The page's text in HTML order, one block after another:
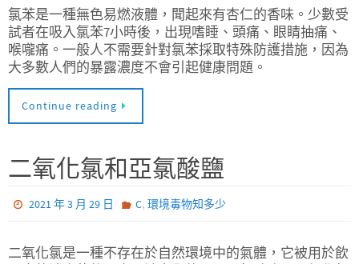
氯苯是一種無色易燃液體，聞起來有杏仁的香味。少數受
試者在吸入氯苯7小時後，出現嗜睡、頭痛、眼睛抽痛、
喉嚨痛。一般人不需要針對氯苯採取特殊防護措施，因為
大多數人們的暴露濃度不會引起健康問題。
Continue reading
二氧化氯和亞氯酸鹽
2021 年 3 月 29 日 C, 環境毒物知多少
二氧化氯是一種不存在於自然環境中的氣體，它被用於飲